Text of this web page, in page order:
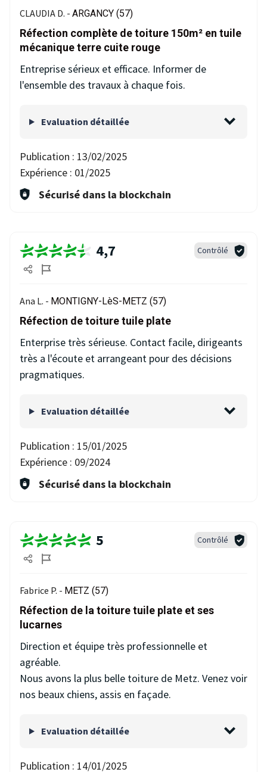
CLAUDIA D. - ARGANCY (57)
Réfection complète de toiture 150m² en tuile
mécanique terre cuite rouge
Entreprise sérieux et efficace. Informer de
l'ensemble des travaux à chaque fois.
Evaluation détaillée
Publication : 13/02/2025
Expérience : 01/2025
Sécurisé dans la blockchain
4,7 Contrôlé
Ana L. - MONTIGNY-LèS-METZ (57)
Réfection de toiture tuile plate
Enterprise très sérieuse. Contact facile, dirigeants
très a l'écoute et arrangeant pour des décisions
pragmatiques.
Evaluation détaillée
Publication : 15/01/2025
Expérience : 09/2024
Sécurisé dans la blockchain
5 Contrôlé
Fabrice P. - METZ (57)
Réfection de la toiture tuile plate et ses
lucarnes
Direction et équipe très professionnelle et
agréable.
Nous avons la plus belle toiture de Metz. Venez voir
nos beaux chiens, assis en façade.
Evaluation détaillée
Publication : 14/01/2025